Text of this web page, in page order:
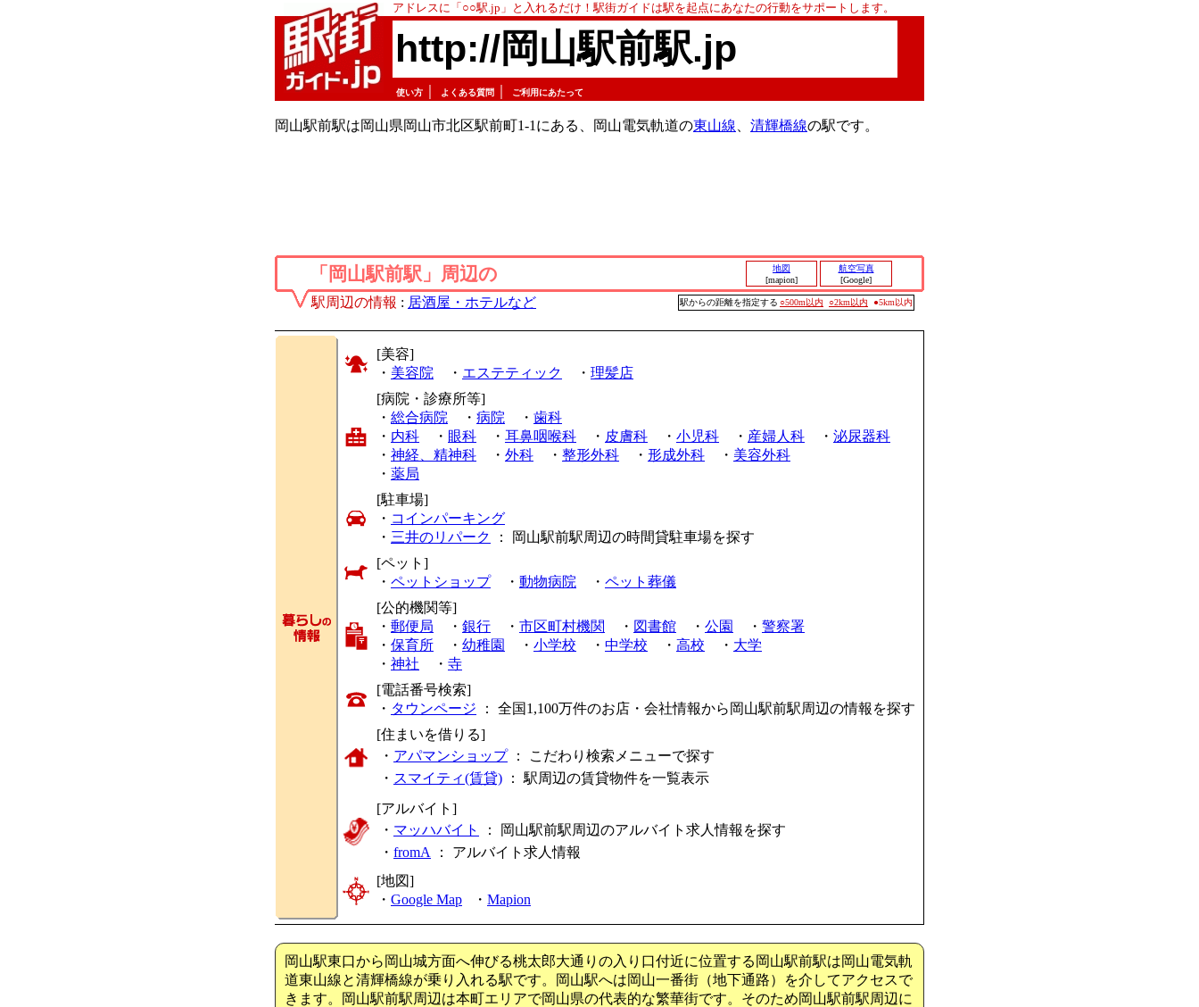
アドレスに「○○駅.jp」と入れるだけ！駅街ガイドは駅を起点にあなたの行動をサポートします。
http://岡山駅前駅.jp
使い方 よくある質問 ご利用にあたって
岡山駅前駅は岡山県岡山市北区駅前町1-1にある、岡山電気軌道の東山線 清輝橋線の駅です。
「岡山駅前駅」周辺の
地図
[mapion]
航空写真
[Google]
駅周辺の情報 : 居酒屋・ホテルなど 駅からの距離を指定する ○500m以内 ○2km以内 ●5km以内
[美容]
・ 美容院 ・ エステティック ・ 理髪店
[病院・診療所等]
・ 総合病院 ・ 病院 ・ 歯科
・ 内科 ・ 眼科 ・ 耳鼻咽喉科 ・ 皮膚科 ・ 小児科 ・ 産婦人科 ・ 泌尿器科
・ 神経、精神科 ・ 外科 ・ 整形外科 ・ 形成外科 ・ 美容外科
・ 薬局
[駐車場]
・ コインパーキング
・ 三井のリパーク
： 岡山駅前駅周辺の時間貸駐車場を探す
[ペット]
・ ペットショップ・ 動物病院 ・ ペット葬儀
[公的機関等]
・ 郵便局 ・ 銀行 ・ 市区町村機関 ・ 図書館 ・ 公園 ・ 警察署
・ 保育所 ・ 幼稚園 ・ 小学校 ・ 中学校 ・ 高校 ・ 大学
・ 神社 ・ 寺
[電話番号検索]
・ タウンページ ： 全国1,100万件のお店・会社情報から岡山駅前駅周辺の情報を探す
[住まいを借りる]
・ アパマンショップ： こだわり検索メニューで探す
・ スマイティ(賃貸) ： 駅周辺の賃貸物件を一覧表示
[アルバイト]
・ マッハバイト
： 岡山駅前駅周辺のアルバイト求人情報を探す
・ fromA ： アルバイト求人情報
[地図]
・ Google Map ・ Mapion
岡山駅東口から岡山城方面へ伸びる桃太郎大通りの入り口付近に位置する岡山駅前駅は岡山電気軌
道東山線と清輝橋線が乗り入れる駅です。岡山駅へは岡山一番街（地下通路）を介してアクセスで
きます。岡山駅前駅周辺は本町エリアで岡山県の代表的な繁華街です。そのため岡山駅前駅周辺に